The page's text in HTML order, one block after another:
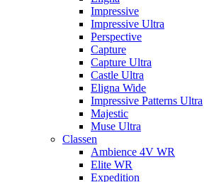
Impressive
Impressive Ultra
Perspective
Capture
Capture Ultra
Castle Ultra
Eligna Wide
Impressive Patterns Ultra
Majestic
Muse Ultra
Classen
Ambience 4V WR
Elite WR
Expedition